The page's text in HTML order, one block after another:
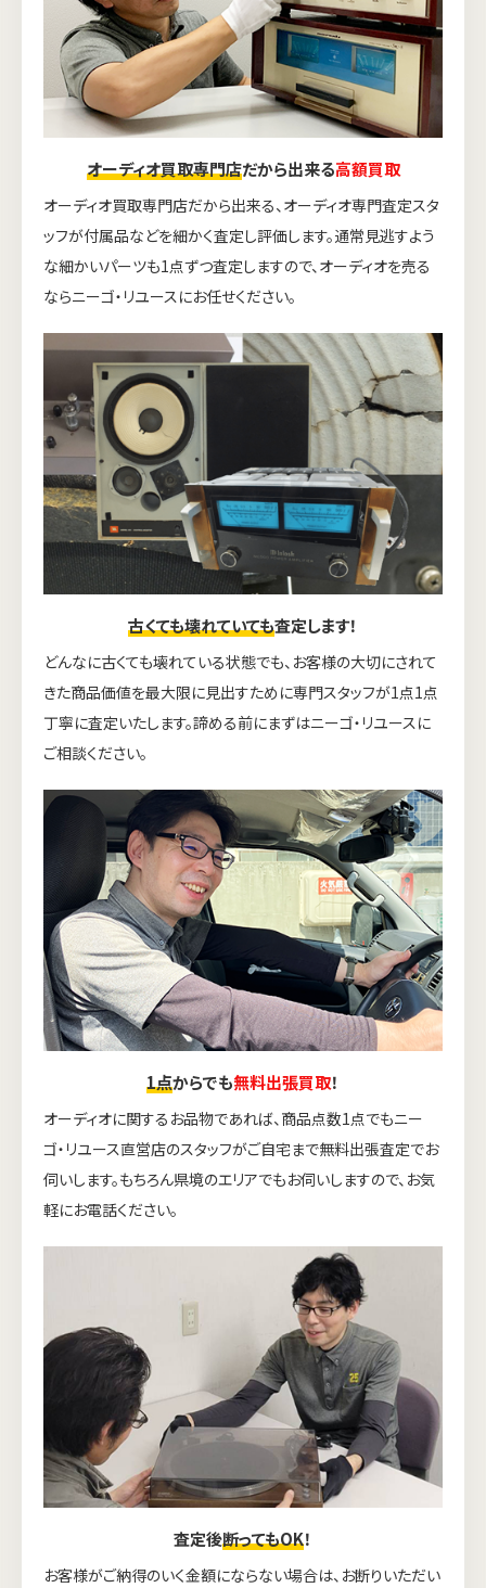
オーディオ買取専門店だから出来る高額買取
オーディオ買取専門店だから出来る、オーディオ専門査定スタ
ッフが付属品などを細かく査定し評価します。通常見逃すよう
な細かいパーツも1点ずつ査定しますので、オーディオを売る
ならニーゴ・リユースにお任せください。
古くても壊れていても査定します！
どんなに古くても壊れている状態でも、お客様の大切にされて
きた商品価値を最大限に見出すために専門スタッフが1点1点
丁寧に査定いたします。諦める前にまずはニーゴ・リユースに
ご相談ください。
1点からでも無料出張買取！
オーディオに関するお品物であれば、商品点数1点でもニー
ゴ・リユース直営店のスタッフがご自宅まで無料出張査定でお
伺いします。もちろん県境のエリアでもお伺いしますので、お気
軽にお電話ください。
査定後断ってもOK！
お客様がご納得のいく金額にならない場合は、お断りいただい